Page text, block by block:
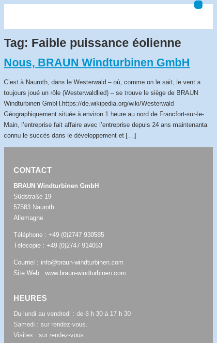
Tag: Faible puissance éolienne
Nous, BRAUN Windturbinen GmbH
C’est à Nauroth, dans le Westerwald – où, comme on le sait, le vent a
toujours joué un rôle (Westerwaldlied) – se trouve le siège de BRAUN
Windturbinen GmbH.https://de.wikipedia.org/wiki/Westerwald
Géographiquement située à environ 1 heure au nord de Francfort-sur-le-
Main, l’entreprise fait affaire avec l’entreprise depuis 24 ans maintenanta
connu le succès dans le développement et […]
CONTACT
BRAUN Windturbinen GmbH
Südstraße 19
57583 Nauroth
Allemagne
Téléphone : +49 (0)2747 930585
Télécopie : +49 (0)2747 914053
Courriel : info@braun-windturbinen.com
Site Web : www.braun-windturbinen.com
HEURES
Du lundi au vendredi : de 8 h 30 à 17 h 30
Samedi : sur rendez-vous.
Visites : sur rendez-vous.